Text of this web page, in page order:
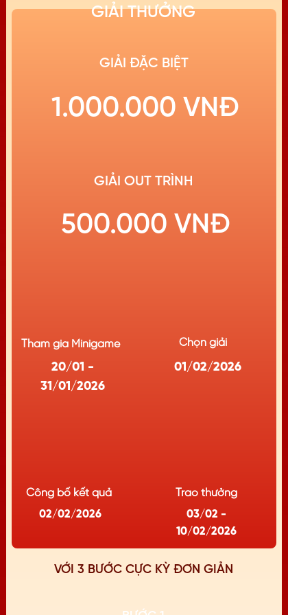
VỚI 3 BƯỚC CỰC KỲ ĐƠN GIẢN
GIẢI THƯỞNG
Tham gia Minigame Chọn giải
Công bố kết quả Trao thưởng
20/01 -
31/01/2026
01/02/2026
02/02/2026
03/02 -
10/02/2026
GIẢI OUT TRÌNH
500.000 VNĐ
GIẢI ĐẶC BIỆT
1.000.000 VNĐ